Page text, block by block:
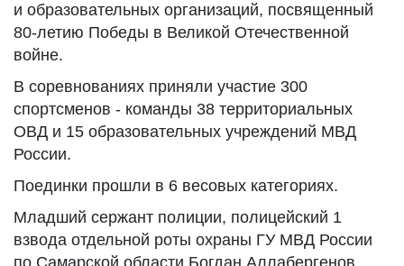
и образовательных организаций, посвященный
80-летию Победы в Великой Отечественной
войне.
В соревнованиях приняли участие 300
спортсменов - команды 38 территориальных
ОВД и 15 образовательных учреждений МВД
России.
Поединки прошли в 6 весовых категориях.
Младший сержант полиции, полицейский 1
взвода отдельной роты охраны ГУ МВД России
по Самарской области Богдан Аллабергенов